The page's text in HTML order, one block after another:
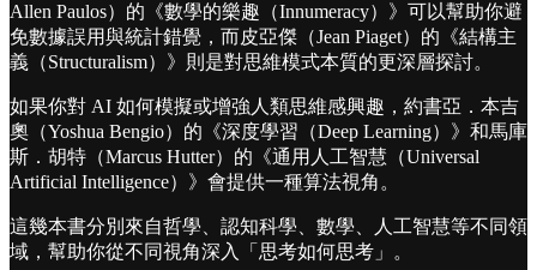
Allen Paulos）的《數學的樂趣（Innumeracy）》可以幫助你避
免數據誤用與統計錯覺，而皮亞傑（Jean Piaget）的《結構主
義（Structuralism）》則是對思維模式本質的更深層探討。
󠀠如果你對 AI 如何模擬或增強人類思維感興趣，約書亞．本吉
奧（Yoshua Bengio）的《深度學習（Deep Learning）》和馬庫
斯．胡特（Marcus Hutter）的《通用人工智慧（Universal
Artificial Intelligence）》會提供一種算法視角。
󠀠這幾本書分別來自哲學、認知科學、數學、人工智慧等不同領
域，幫助你從不同視角深入「思考如何思考」。